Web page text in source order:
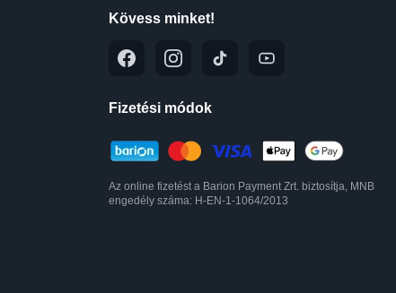
Kövess minket!
Fizetési módok
Az online fizetést a Barion Payment Zrt. biztosítja, MNB
engedély száma: H-EN-1-1064/2013